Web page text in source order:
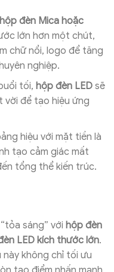
hộp đèn Mica hoặc
lớn hơn một chút,
chữ nổi, logo để tăng
nghiệp.
tối, hộp đèn LEDsẽ
vời để tạo hiệu ứng
hiệu với mặt tiền là
tạo cảm giác mất
tổng thể kiến trúc.
sáng” với hộp đèn
LED kích thước lớn.
này không chỉ tối ưu